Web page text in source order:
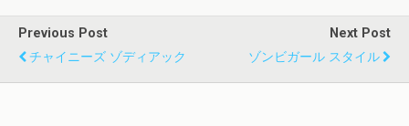
Previous Post
チャイニーズ ゾディアック
Next Post
ゾンビガール スタイル